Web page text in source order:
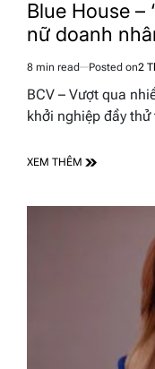
IN
Blue House –
nữ doanh
Estimated
read
8 min read Posted on2
BCV – Vượt qua
khởi nghiệp đầy
XEM THÊM